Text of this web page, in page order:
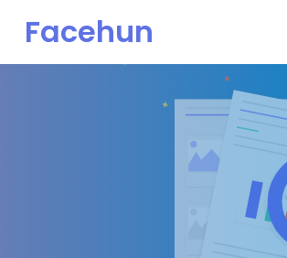
Facehun